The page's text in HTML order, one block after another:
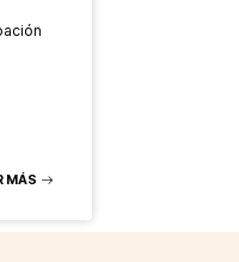
MÁS